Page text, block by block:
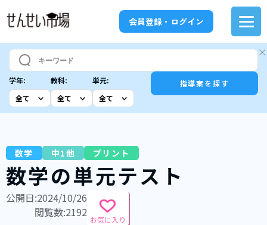
会員登録・ログイン
学年: 教科: 単元: 指導案を探す
数学 中1他 プリント
数学の単元テスト
公開日:2024/10/26
閲覧数:2192
お気に入り